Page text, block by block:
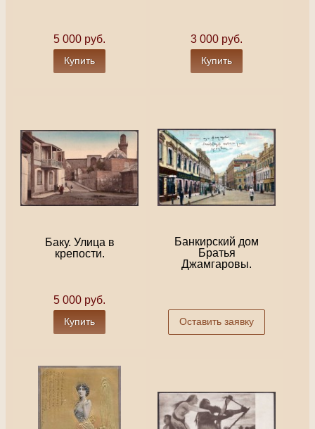
5 000 руб.
Купить
3 000 руб.
Купить
Баку. Улица в
крепости.
5 000 руб.
Купить
Банкирский дом
Братья
Джамгаровы.
Оставить заявку